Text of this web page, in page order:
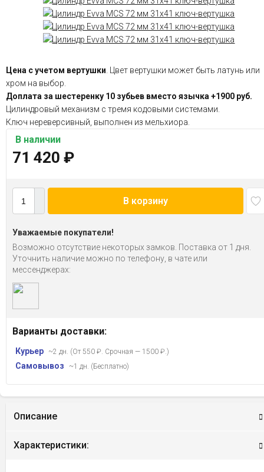
Цена с учетом вертушки . Цвет вертушки может быть латунь или
хром на выбор.
Доплата за шестеренку 10 зубьев вместо язычка +1900 руб.
Цилиндровый механизм с тремя кодовыми системами.
Ключ нереверсивный, выполнен из мельхиора.
В наличии
71 420 ₽
В корзину
Уважаемые покупатели!
Возможно отсутствие некоторых замков. Поставка от 1 дня.
Уточнить наличие можно по телефону, в чате или
мессенджерах:
Варианты доставки:
Курьер ~2 дн. (От 550 ₽. Срочная — 1500 ₽.)
Самовывоз ~1 дн. (Бесплатно)
Описание
Характеристики: